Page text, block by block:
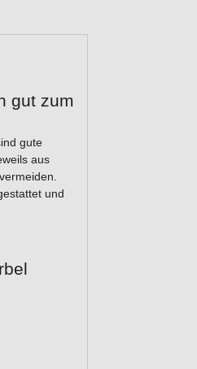
gut zum
gute
aus
und